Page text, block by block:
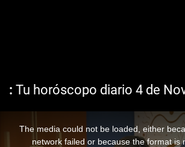
Tu horóscopo diario 4 de
The media could not be loaded, either
network failed or because the format is